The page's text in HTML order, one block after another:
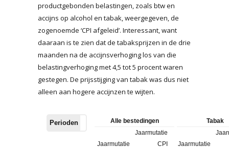
productgebonden belastingen, zoals btw en
accijns op alcohol en tabak, weergegeven, de
zogenoemde ‘CPI afgeleid’. Interessant, want
daaraan is te zien dat de tabaksprijzen in de drie
maanden na de accijnsverhoging los van die
belastingverhoging met 4,5 tot 5 procent waren
gestegen. De prijsstijging van tabak was dus niet
alleen aan hogere accijnzen te wijten.
Perioden Alle bestedingen Tabak
Jaarmutatie
Jaarmutatie
CPI
Jaarmutatie